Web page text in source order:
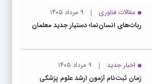
مقالات فناوری
۹ مرداد ۱۴۰۵
ربات‌های انسان‌نما؛ دستیار جدید معلمان
اخبار جدید
۹ مرداد ۱۴۰۵
زمان ثبت‌نام آزمون ارشد علوم پزشکی